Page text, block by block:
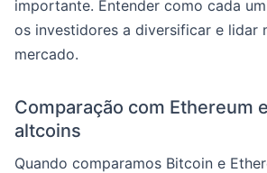
importante. Entender como cada
os investidores a diversificar e lidar
mercado.
Comparação com Ethereum
altcoins
Quando comparamos Bitcoin e